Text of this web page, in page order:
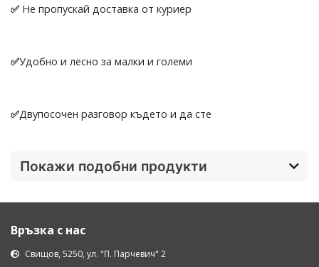
✅ Не пропускай доставка от куриер
✅Удобно и лесно за малки и големи
✅Двупосочен разговор където и да сте
Покажи подобни продукти
Връзка с нас
Свищов, 5250, ул. "П. Парчевич" 2